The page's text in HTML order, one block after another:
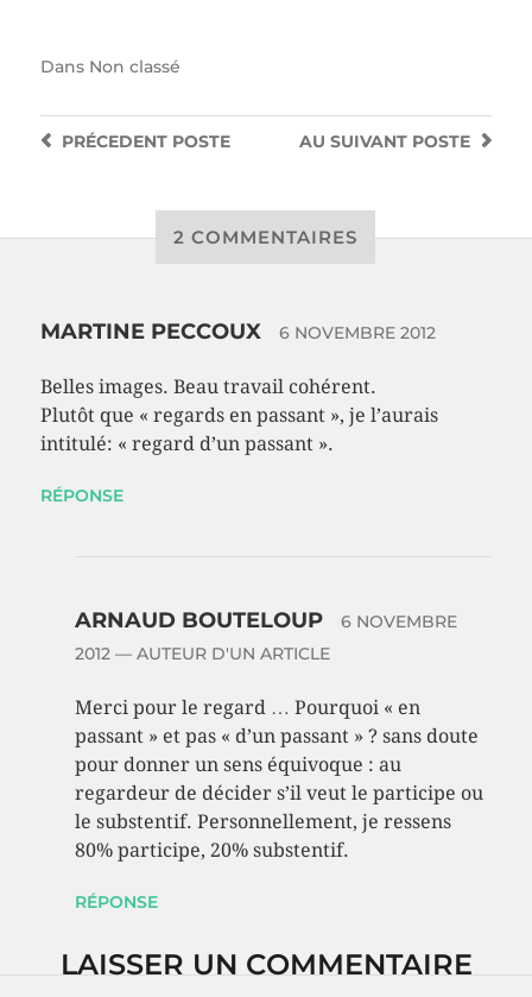
Dans Non classé
AU SUIVANT POSTE
PRÉCEDENTPOSTE
2 COMMENTAIRES
MARTINE PECCOUX 6 NOVEMBRE 2012
Belles images. Beau travail cohérent.
Plutôt que « regards en passant », je l’aurais
intitulé: « regard d’un passant ».
RÉPONSE
ARNAUD BOUTELOUP
6 NOVEMBRE
2012— AUTEUR D'UN ARTICLE
Merci pour le regard … Pourquoi « en
passant » et pas « d’un passant » ? sans doute
pour donner un sens équivoque : au
regardeur de décider s’il veut le participe ou
le substentif. Personnellement, je ressens
80% participe, 20% substentif.
RÉPONSE
LAISSER UN COMMENTAIRE